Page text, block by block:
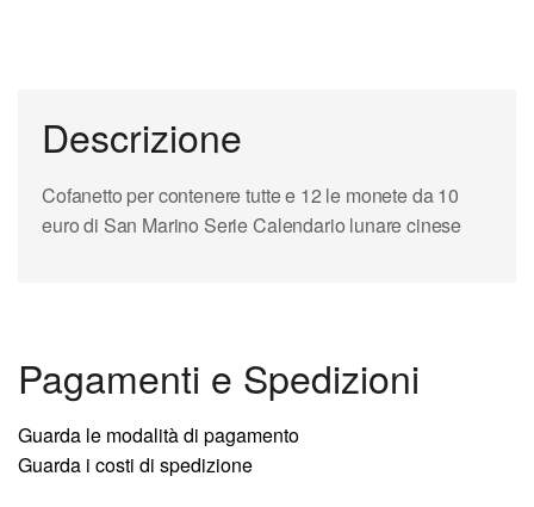
Descrizione
Cofanetto per contenere tutte e 12 le monete da 10
euro di San Marino Serie Calendario lunare cinese
Pagamenti e Spedizioni
Guarda le modalità di pagamento
Guarda i costi di spedizione